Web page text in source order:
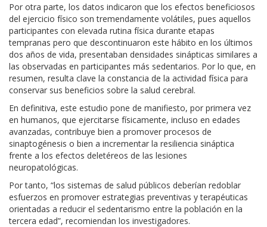
Por otra parte, los datos indicaron que los efectos beneficiosos
del ejercicio físico son tremendamente volátiles, pues aquellos
participantes con elevada rutina física durante etapas
tempranas pero que descontinuaron este hábito en los últimos
dos años de vida, presentaban densidades sinápticas similares a
las observadas en participantes más sedentarios. Por lo que, en
resumen, resulta clave la constancia de la actividad física para
conservar sus beneficios sobre la salud cerebral.
En definitiva, este estudio pone de manifiesto, por primera vez
en humanos, que ejercitarse físicamente, incluso en edades
avanzadas, contribuye bien a promover procesos de
sinaptogénesis o bien a incrementar la resiliencia sináptica
frente a los efectos deletéreos de las lesiones
neuropatológicas.
Por tanto, “los sistemas de salud públicos deberían redoblar
esfuerzos en promover estrategias preventivas y terapéuticas
orientadas a reducir el sedentarismo entre la población en la
tercera edad”, recomiendan los investigadores.